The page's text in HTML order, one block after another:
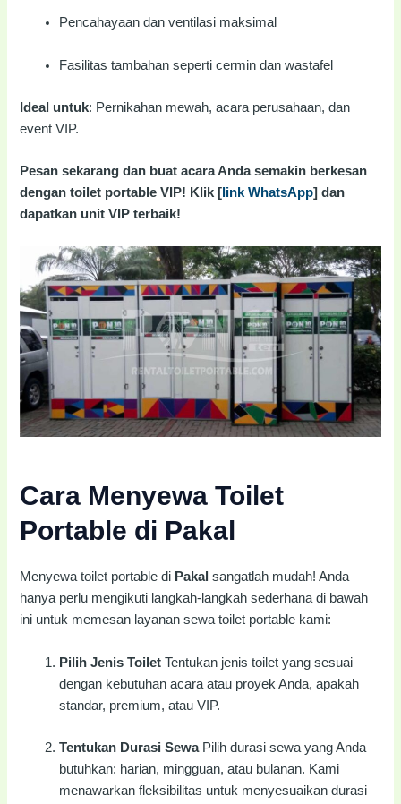
Pencahayaan dan ventilasi maksimal
Fasilitas tambahan seperti cermin dan wastafel
Ideal untuk: Pernikahan mewah, acara perusahaan, dan
event VIP.
Pesan sekarang dan buat acara Anda semakin berkesan
dengan toilet portable VIP! Klik [ link WhatsApp] dan
dapatkan unit VIP terbaik!
Cara Menyewa Toilet
Portable di Pakal
Menyewa toilet portable di Pakal sangatlah mudah! Anda
hanya perlu mengikuti langkah-langkah sederhana di bawah
ini untuk memesan layanan sewa toilet portable kami:
Pilih Jenis Toilet Tentukan jenis toilet yang sesuai
dengan kebutuhan acara atau proyek Anda, apakah
standar, premium, atau VIP.
Tentukan Durasi SewaPilih durasi sewa yang Anda
butuhkan: harian, mingguan, atau bulanan. Kami
menawarkan fleksibilitas untuk menyesuaikan durasi